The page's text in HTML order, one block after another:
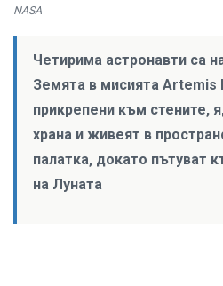
NASA
Четирима астронавти са
Земята в мисията Artemis
прикрепени към стените,
храна и живеят в
палатка, докато пътуват
на Луната